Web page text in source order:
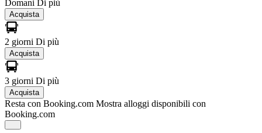
Domani Di più
Acquista
2 giorni Di più
Acquista
3 giorni Di più
Acquista
Resta con Booking.com Mostra alloggi disponibili con
Booking.com